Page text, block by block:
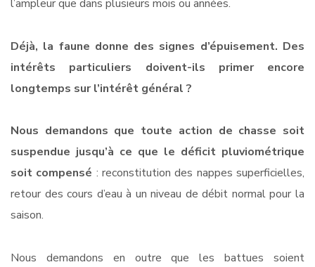
l’ampleur que dans plusieurs mois ou années.
Déjà, la faune donne des signes d’épuisement. Des
intérêts particuliers doivent-ils primer encore
longtemps sur l’intérêt général ?
Nous demandons que toute action de chasse soit
suspendue jusqu’à ce que le déficit pluviométrique
soit compensé : reconstitution des nappes superficielles,
retour des cours d’eau à un niveau de débit normal pour la
saison.
Nous demandons en outre que les battues soient